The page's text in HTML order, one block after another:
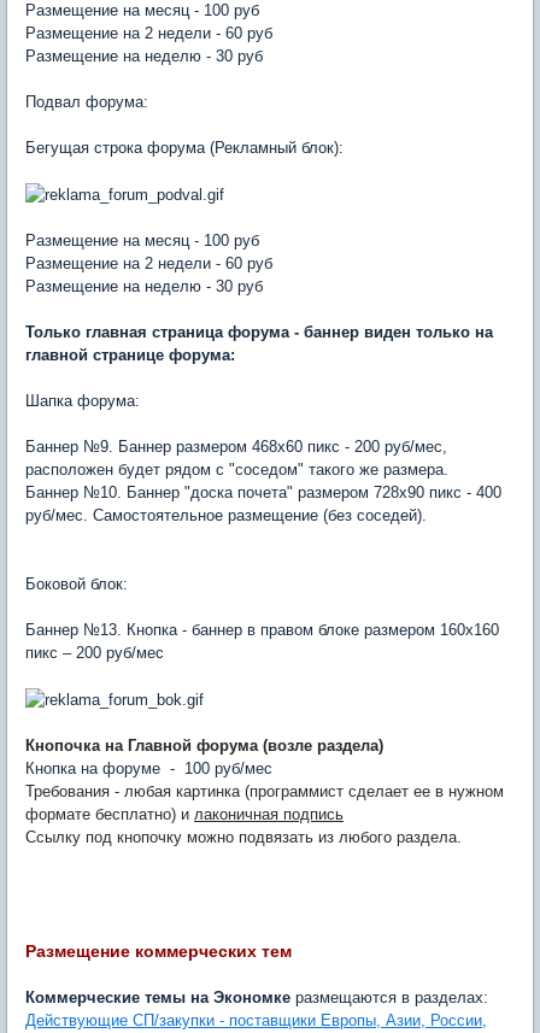
Размещение на месяц - 100 руб
Размещение на 2 недели - 60 руб
Размещение на неделю - 30 руб
Подвал форума:
Бегущая строка форума (Рекламный блок):
Размещение на месяц - 100 руб
Размещение на 2 недели - 60 руб
Размещение на неделю - 30 руб
Только главная страница форума - баннер виден только на
главной странице форума:
Шапка форума:
Баннер №9. Баннер размером 468х60 пикс - 200 руб/мес,
расположен будет рядом с "соседом" такого же размера.
Баннер №10. Баннер "доска почета" размером 728х90 пикс - 400
руб/мес. Самостоятельное размещение (без соседей).
Боковой блок:
Баннер №13. Кнопка - баннер в правом блоке размером 160х160
пикс – 200 руб/мес
Кнопочка на Главной форума (возле раздела)
Кнопка на форуме - 100 руб/мес
Требования - любая картинка (программист сделает ее в нужном
формате бесплатно) и лаконичная подпись
Ссылку под кнопочку можно подвязать из любого раздела.
Размещение коммерческих тем
Коммерческие темы на Экономке размещаются в разделах:
Действующие СП/закупки - поставщики Европы, Азии, России,